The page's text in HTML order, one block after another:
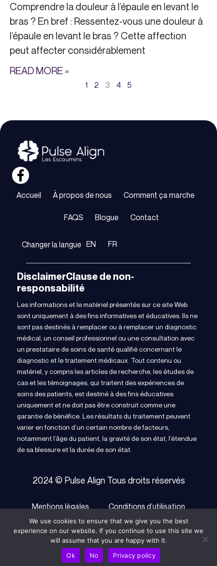
Comprendre la douleur à l’épaule en levant le
bras ? En bref : Ressentez-vous une douleur à
l’épaule en levant le bras ? Cette affection
peut affecter considérablement
READ MORE »
1 2 3 4 5
Accueil À propos de nous Comment ça marche
FAQS Blogue Contact
Changer la langue EN FR
DisclaimerClause de non-
responsabilité
Les informations et le matériel présentés sur ce site Web
sont uniquement à des fins informatives et éducatives. Ils ne
sont pas destinés à remplacer ou à remplacer un diagnostic
médical, un conseil professionnel ou une consultation avec
un prestataire de soins de santé qualifié concernant le
diagnostic et le traitement médicaux. Tout contenu ou
matériel, y compris les articles de recherche, les études de
cas et les témoignages, qui traitent des expériences de
soins des patients, est destiné à des fins éducatives
uniquement et ne doit pas être construit comme une
garantie de bénéfice. Les résultats du traitement peuvent
varier en fonction d’un certain nombre de facteurs,
notamment l’âge du patient, la gravité de son état, l’étendue
de sa blessure et la durée de son état.
2024 © Pulse Align Tous droits réservés
Mentions légales Conditions d’utilisation
politique de confidentialité Cookie Policy
We use cookies to ensure that we give you the best
experience on our website. If you continue to use this site we
will assume that you are happy with it.
Ok
No Privacy policy